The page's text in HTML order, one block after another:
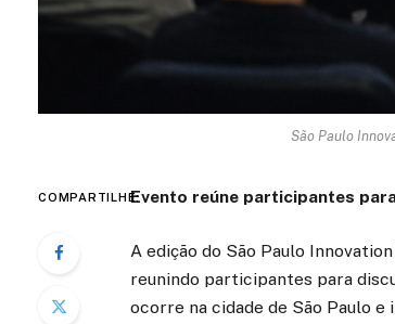
São Paulo
COMPARTILHE:Evento reúne participantes
A edição do São Paulo
reunindo participantes para
ocorre na cidade de São Paulo